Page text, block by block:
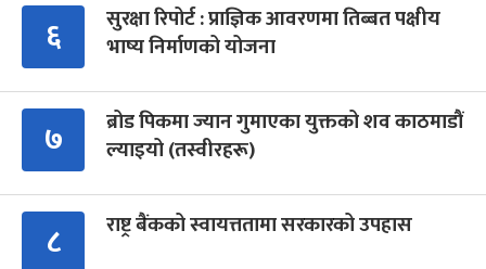
६
सुरक्षा रिपोर्ट : प्राज्ञिक आवरणमा तिब्बत पक्षीय
भाष्य निर्माणको योजना
७
ब्रोड पिकमा ज्यान गुमाएका युक्तको शव काठमाडौं
ल्याइयो (तस्वीरहरू)
८ राष्ट्र बैंकको स्वायत्ततामा सरकारको उपहास